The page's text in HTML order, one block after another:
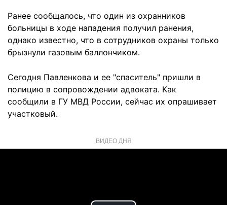
Ранее сообщалось, что один из охранников
больницы в ходе нападения получил ранения,
однако известно, что в сотрудников охраны только
брызнули газовым баллончиком.
Сегодня Павленкова и ее "спаситель" пришли в
полицию в сопровождении адвоката. Как
сообщили в ГУ МВД России, сейчас их опрашивает
участковый.
ВИДЕО ДНЯ